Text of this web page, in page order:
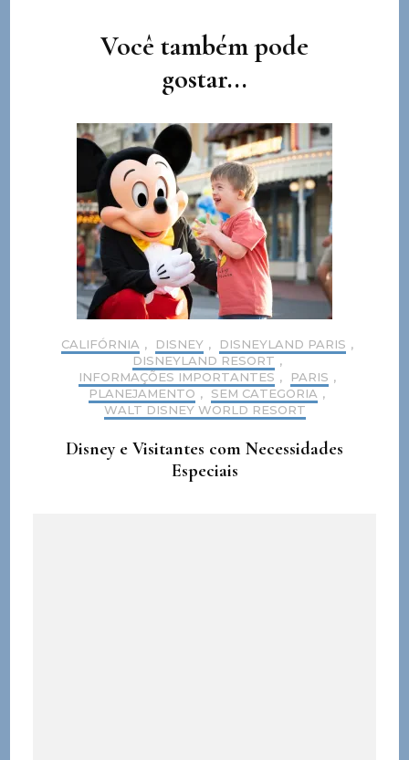
Você também pode
gostar...
CALIFÓRNIA , DISNEY , DISNEYLAND PARIS ,
DISNEYLAND RESORT ,
INFORMAÇÕES IMPORTANTES , PARIS ,
PLANEJAMENTO , SEM CATEGORIA ,
WALT DISNEY WORLD RESORT
Disney e Visitantes com Necessidades
Especiais